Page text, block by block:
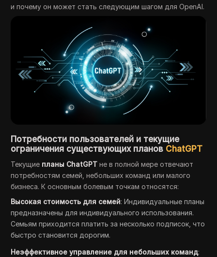
и почему он может стать следующим шагом для OpenAI.
Потребности пользователей и текущие
ограничения существующих планов ChatGPT
Текущие планы ChatGPT не в полной мере отвечают
потребностям семей, небольших команд или малого
бизнеса. К основным болевым точкам относятся:
Высокая стоимость для семей: Индивидуальные планы
предназначены для индивидуального использования.
Семьям приходится платить за несколько подписок, что
быстро становится дорогим.
Неэффективное управление для небольших команд: